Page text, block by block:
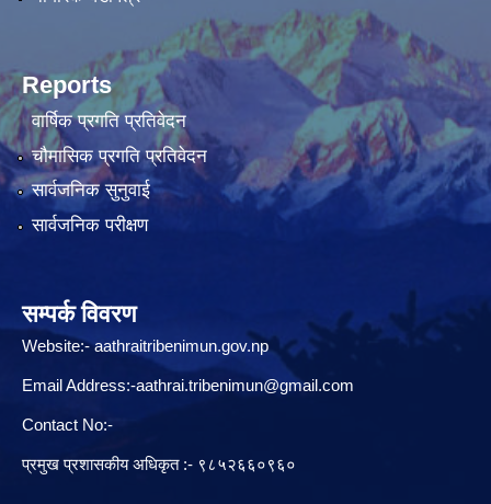
Reports
वार्षिक प्रगति प्रतिवेदन
चौमासिक प्रगति प्रतिवेदन
सार्वजनिक सुनुवाई
सार्वजनिक परीक्षण
सम्पर्क विवरण
Website:-aathraitribenimun.gov.np
Email Address:-aathrai.tribenimun@gmail.com
Contact No:-
प्रमुख प्रशासकीय अधिकृत :- ९८५२६६०९६०